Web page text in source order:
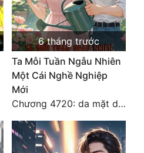
6 tháng trước
Ta Mỗi Tuần Ngẫu Nhiên
Một Cái Nghề Nghiệp
Mới
Chương 4720: da mặt dày